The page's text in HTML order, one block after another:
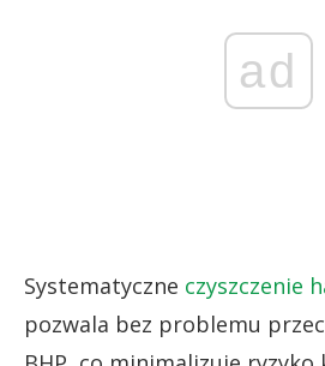
ad
Systematyczne czyszczenie
pozwala bez problemu